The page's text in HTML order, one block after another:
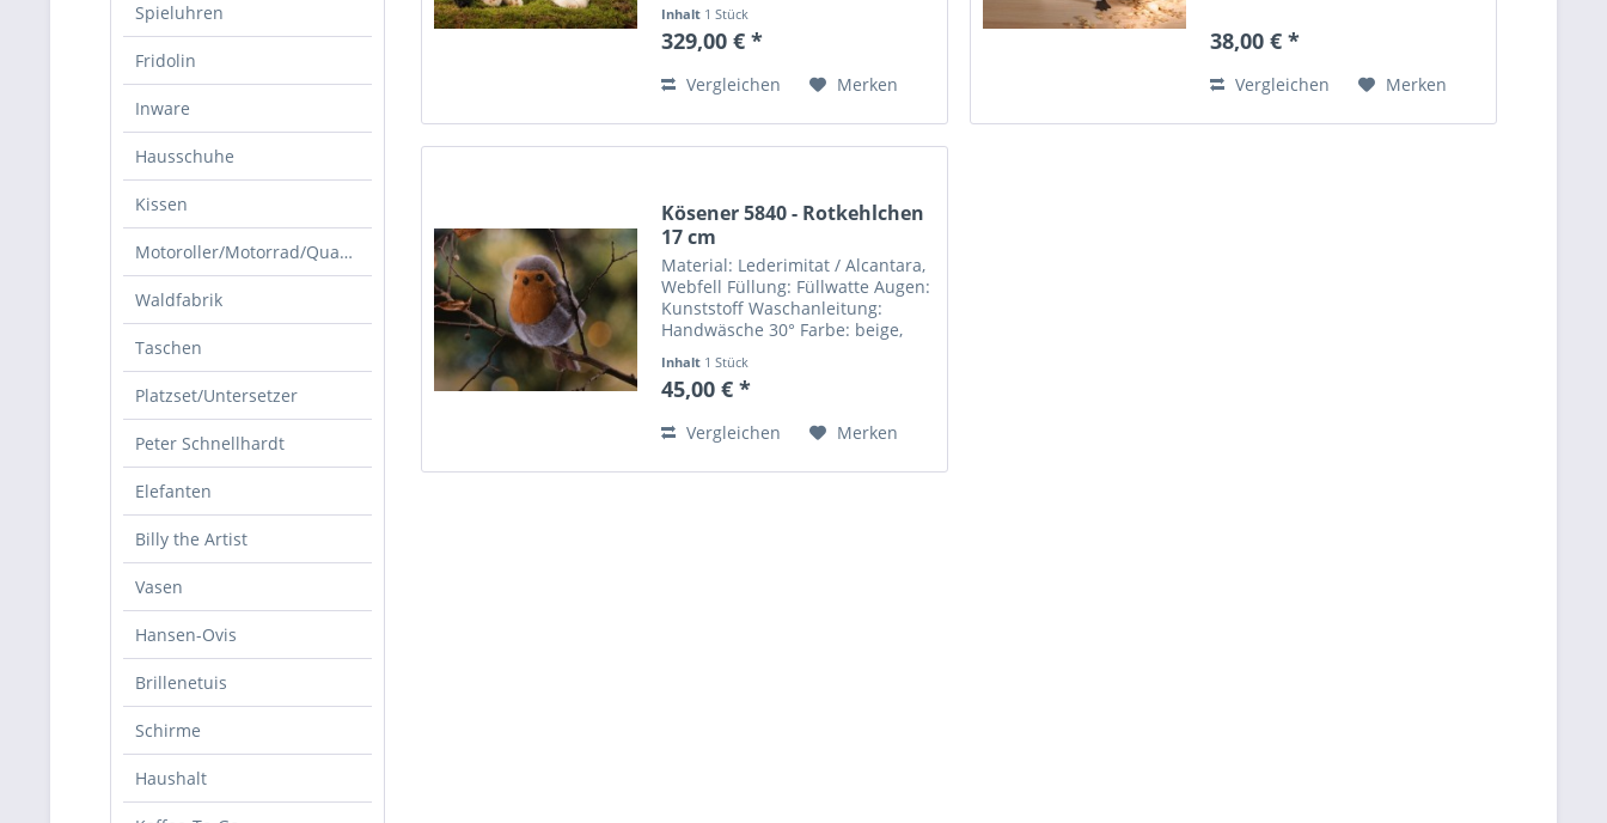
Spieluhren
Fridolin
Inware
Hausschuhe
Kissen
Motoroller/Motorrad/Quad/Zubehör
Waldfabrik
Taschen
Platzset/Untersetzer
Peter Schnellhardt
Elefanten
Billy the Artist
Vasen
Hansen-Ovis
Brillenetuis
Schirme
Haushalt
beweglich Material: Webfell
Füllung: Füllwatte, Granulat
rotbraun,...
Inhalt 1 Stück
329,00 € *
Vergleichen Merken
Granulat Augen: Kunststoff
38,00 € *
Vergleichen Merken
Kösener 5840 - Rotkehlchen
17 cm
Material: Lederimitat / Alcantara,
Webfell Füllung: Füllwatte Augen:
Kunststoff Waschanleitung:
Handwäsche 30° Farbe: beige,
17 cm x B 9 cm x H 9 cm
Inhalt 1 Stück
45,00 € *
Vergleichen Merken